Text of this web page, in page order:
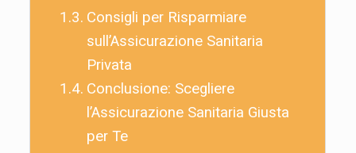
Consigli per Risparmiare
sull’Assicurazione Sanitaria
Privata
Conclusione: Scegliere
l’Assicurazione Sanitaria Giusta
per Te